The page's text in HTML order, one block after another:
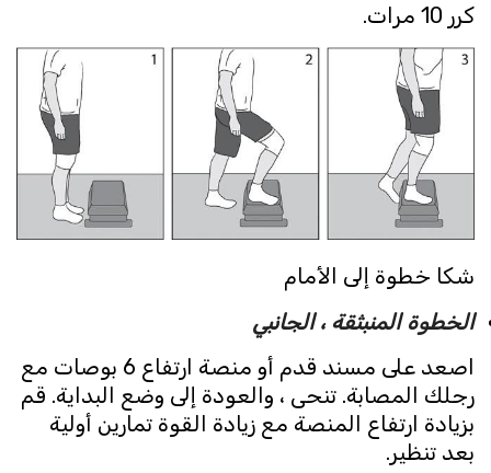
كرر 10 مرات.
شكا خطوة إلى الأمام
الخطوة المنبثقة ، الجانبي
اصعد على مسند قدم أو منصة ارتفاع 6 بوصات مع
رجلك المصابة. تنحى ، والعودة إلى وضع البداية. قم
بزيادة ارتفاع المنصة مع زيادة القوة تمارين أولية
بعد تنظير.